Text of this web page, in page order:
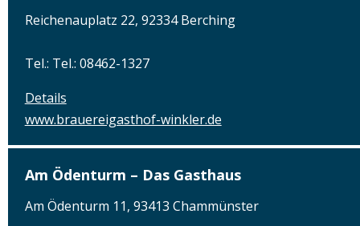
Reichenauplatz 22, 92334 Berching
Tel.: Tel.: 08462-1327
Details
www.brauereigasthof-winkler.de
Am Ödenturm – Das Gasthaus
Am Ödenturm 11, 93413 Chammünster